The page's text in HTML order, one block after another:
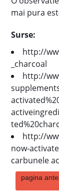
mai pura
Surse:
http://
_charcoal
http://
http://
now-
carbunele
pagina